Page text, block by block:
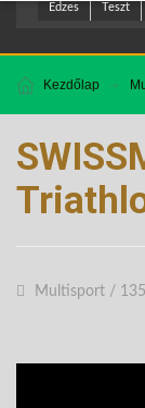
Edzes Teszt
Kezdőlap
Multisport /